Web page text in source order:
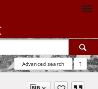
Advanced search ?